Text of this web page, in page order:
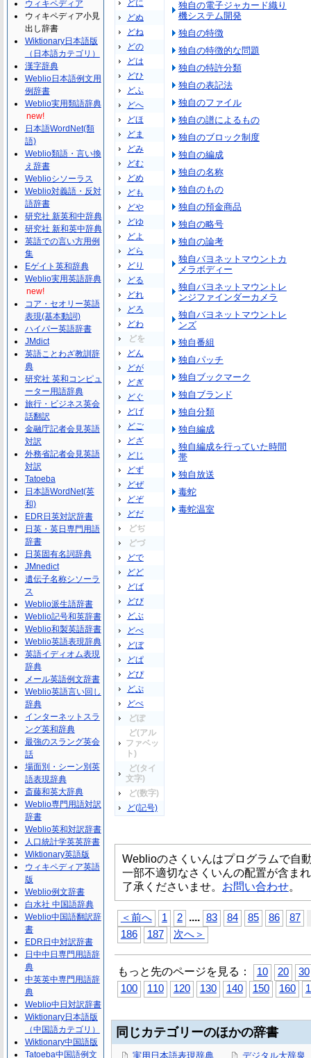
どに
どぬ
どね
どの
どは
どひ
どふ
どへ
どほ
どま
どみ
どむ
どめ
ども
どや
どゆ
どよ
どら
どり
どる
どれ
どろ
どわ
どを
どん
どが
どぎ
どぐ
どげ
どご
どざ
どじ
どず
どぜ
どぞ
どだ
どぢ
どづ
どで
どど
どば
どび
どぶ
どべ
どぼ
どぱ
どぴ
どぷ
どぺ
どぽ
ど(アル
ファベッ
ト)
ど(タイ
文字)
ど(数字)
ど(記号)
独自の電子ジャカード織り
機システム開発
独自の特徴
独自の特徴的な問題
独自の特許分類
独自の表記法
独自のファイル
独自の譜によるもの
独自のブロック制度
独自の編成
独自の名称
独自のもの
独自の預金商品
独自の略号
独自の論考
独自バヨネットマウントカ
メラボディー
独自バヨネットマウントレ
ンジファインダーカメラ
独自バヨネットマウントレ
ンズ
独自番組
独自パッチ
独自ブックマーク
独自ブランド
独自分類
独自編成
独自編成を行っていた時間
帯
独自放送
毒蛇
毒蛇温室
Weblioのさくいんはプログラムで自
一部不適切なさくいんの配置が含ま
了承くださいませ。 お問い合わせ。
＜前へ 1 2 .... 83 84 85 86 87
186
187 次へ＞
もっと先のページを見る： 10 20
30
100
110 120 130 140 150 160
同じカテゴリーのほかの辞書
実用日本語表現辞典 デジタル大辞泉
ウィキペディア
ウィキペディア小見
出し辞書
Wiktionary日本語版
（日本語カテゴリ）
漢字辞典
Weblio日本語例文用
例辞書
Weblio実用類語辞典
new!
日本語WordNet(類
語)
Weblio類語・言い換
え辞書
Weblioシソーラス
Weblio対義語・反対
語辞書
研究社 新英和中辞典
研究社 新和英中辞典
英語での言い方用例
集
Eゲイト英和辞典
Weblio実用英語辞典
new!
コア・セオリー英語
表現(基本動詞)
ハイパー英語辞書
JMdict
英語ことわざ教訓辞
典
研究社 英和コンピュ
ーター用語辞典
旅行・ビジネス英会
話翻訳
金融庁記者会見英語
対訳
外務省記者会見英語
対訳
Tatoeba
日本語WordNet(英
和)
EDR日英対訳辞書
日英・英日専門用語
辞書
日英固有名詞辞典
JMnedict
遺伝子名称シソーラ
ス
Weblio派生語辞書
Weblio記号和英辞書
Weblio和製英語辞書
Weblio英語表現辞典
英語イディオム表現
辞典
メール英語例文辞書
Weblio英語言い回し
辞典
インターネットスラ
ング英和辞典
最強のスラング英会
話
場面別・シーン別英
語表現辞典
斎藤和英大辞典
Weblio専門用語対訳
辞書
Weblio英和対訳辞書
人口統計学英英辞書
Wiktionary英語版
ウィキペディア英語
版
Weblio例文辞書
白水社 中国語辞典
Weblio中国語翻訳辞
書
EDR日中対訳辞書
日中中日専門用語辞
典
中英英中専門用語辞
典
Weblio中日対訳辞書
Wiktionary日本語版
（中国語カテゴリ）
Wiktionary中国語版
Tatoeba中国語例文